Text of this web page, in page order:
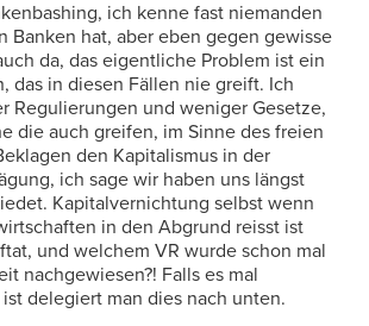
ich kenne fast niemanden
Banken hat, aber eben gegen gewisse
da, das eigentliche Problem ist ein
das in diesen Fällen nie greift. Ich
Regulierungen und weniger Gesetze,
die auch greifen, im Sinne des freien
den Kapitalismus in der
ich sage wir haben uns längst
Kapitalvernichtung selbst wenn
in den Abgrund reisst ist
und welchem VR wurde schon mal
nachgewiesen?! Falls es mal
delegiert man dies nach unten.